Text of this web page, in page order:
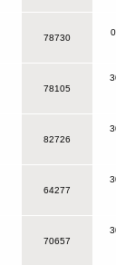
78730
78105
82726
64277
70657